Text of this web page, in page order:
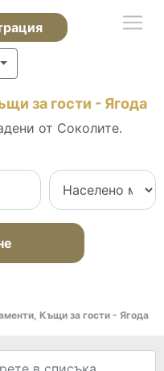
за гости - Ягода
от Соколите.
Къщи за гости - Ягода